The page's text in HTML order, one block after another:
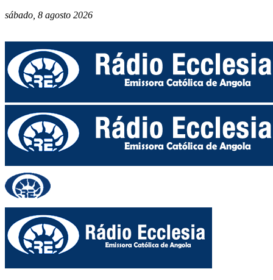
sábado, 8 agosto 2026